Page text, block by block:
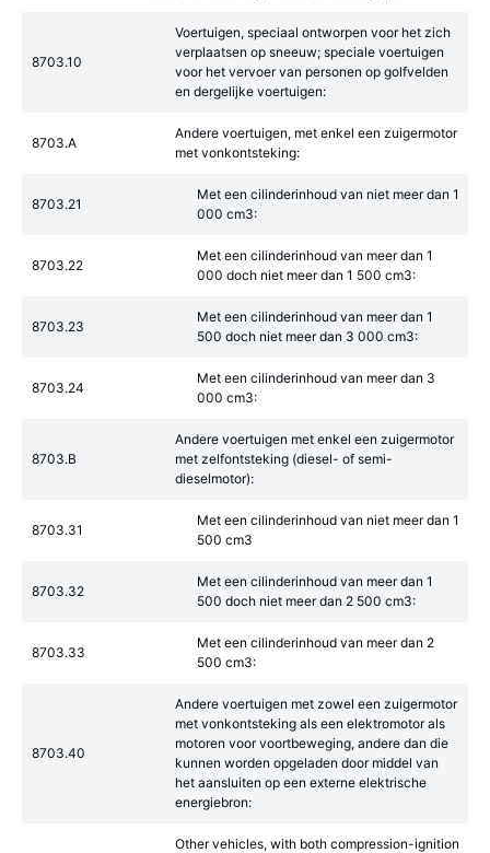
8703.10
Voertuigen, speciaal ontworpen voor het zich
verplaatsen op sneeuw; speciale voertuigen
voor het vervoer van personen op golfvelden
en dergelijke voertuigen:
8703.A
Andere voertuigen, met enkel een zuigermotor
met vonkontsteking:
8703.21
Met een cilinderinhoud van niet meer dan 1
000 cm3:
8703.22
Met een cilinderinhoud van meer dan 1
000 doch niet meer dan 1 500 cm3:
8703.23
Met een cilinderinhoud van meer dan 1
500 doch niet meer dan 3 000 cm3:
8703.24
Met een cilinderinhoud van meer dan 3
000 cm3:
8703.B
Andere voertuigen met enkel een zuigermotor
met zelfontsteking (diesel- of semi-
dieselmotor):
8703.31
Met een cilinderinhoud van niet meer dan 1
500 cm3
8703.32
Met een cilinderinhoud van meer dan 1
500 doch niet meer dan 2 500 cm3:
8703.33
Met een cilinderinhoud van meer dan 2
500 cm3:
8703.40
Andere voertuigen met zowel een zuigermotor
met vonkontsteking als een elektromotor als
motoren voor voortbeweging, andere dan die
kunnen worden opgeladen door middel van
het aansluiten op een externe elektrische
energiebron:
Other vehicles, with both compression-ignition